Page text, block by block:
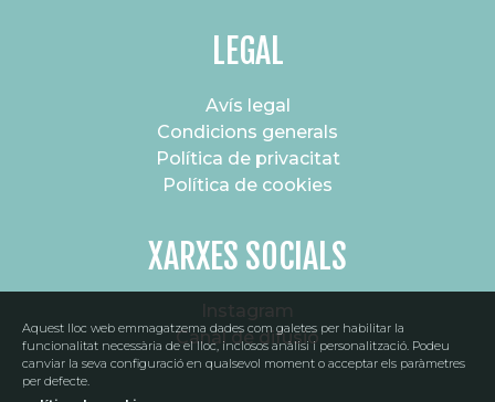
LEGAL
Avís legal
Condicions generals
Política de privacitat
Política de cookies
XARXES SOCIALS
Canal de difusió
Aquest lloc web emmagatzema dades com galetes per habilitar la
funcionalitat necessària de el lloc, inclosos anàlisi i personalització. Podeu
canviar la seva configuració en qualsevol moment o acceptar els paràmetres
per defecte.